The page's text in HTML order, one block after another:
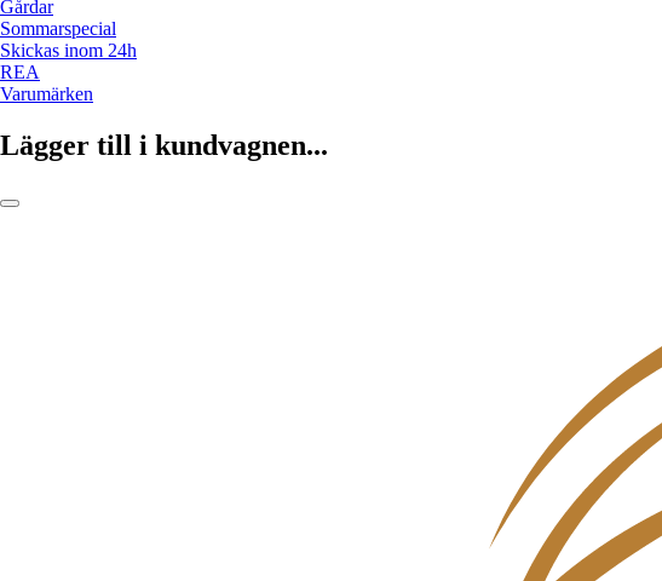
Gårdar
Sommarspecial
Skickas inom 24h
REA
Varumärken
Lägger till i kundvagnen...